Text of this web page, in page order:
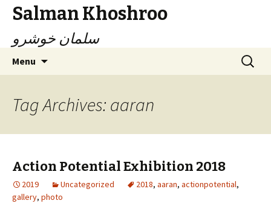
Salman Khoshroo
سلمان خوشرو
Menu
Search
for:
Tag Archives: aaran
Action Potential Exhibition 2018
2019 Uncategorized 2018, aaran, actionpotential,
gallery, photo